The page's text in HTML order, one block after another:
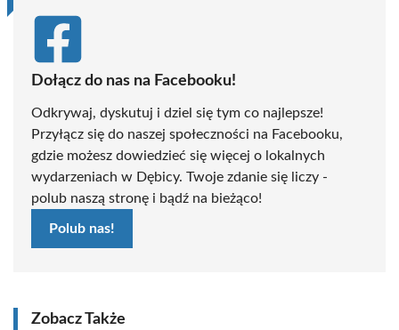
Dołącz do nas na Facebooku!
Odkrywaj, dyskutuj i dziel się tym co najlepsze!
Przyłącz się do naszej społeczności na Facebooku,
gdzie możesz dowiedzieć się więcej o lokalnych
wydarzeniach w Dębicy. Twoje zdanie się liczy -
polub naszą stronę i bądź na bieżąco!
Polub nas!
Zobacz Także